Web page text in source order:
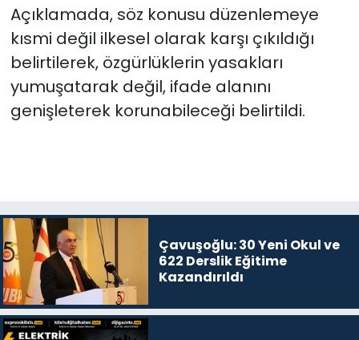
Açıklamada, söz konusu düzenlemeye
kısmi değil ilkesel olarak karşı çıkıldığı
belirtilerek, özgürlüklerin yasakları
yumuşatarak değil, ifade alanını
genişleterek korunabileceği belirtildi.
Çavuşoğlu: 30 Yeni Okul ve
622 Derslik Eğitime
Kazandırıldı